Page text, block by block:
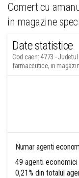
Comert cu
in magazine
Date statistice
Cod caen: 4773 -
farmaceutice, in
Numar agenti
49 agenti economici
0,21% din totalul